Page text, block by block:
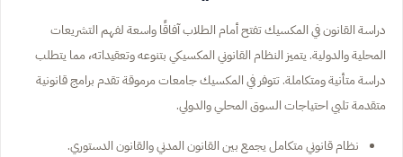
دراسة القانون في المكسيك تفتح أمام الطلاب آفاقًا واسعة لفهم التشريعات
المحلية والدولية. يتميز النظام القانوني المكسيكي بتنوعه وتعقيداته، مما يتطلب
دراسة متأنية ومتكاملة. تتوفر في المكسيك جامعات مرموقة تقدم برامج قانونية
متقدمة تلبي احتياجات السوق المحلي والدولي.
نظام قانوني متكامل يجمع بين القانون المدني والقانون الدستوري.